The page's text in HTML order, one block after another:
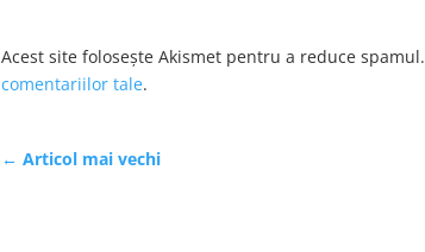
Acest site folosește Akismet pentru a reduce spamul.
comentariilor tale.
← Articol mai vechi